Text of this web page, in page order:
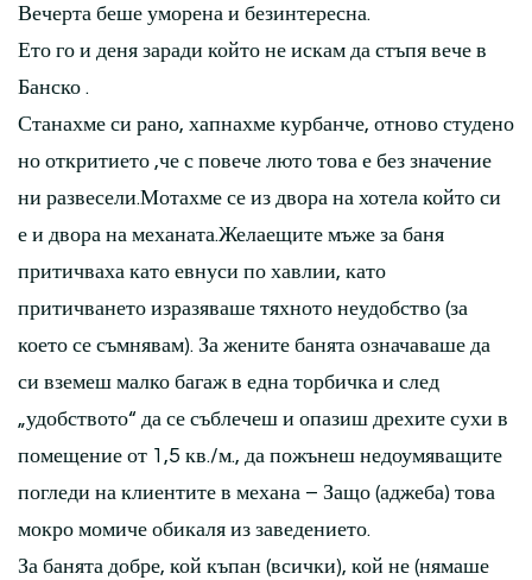
Вечерта беше уморена и безинтересна.
Ето го и деня заради който не искам да стъпя вече в
Банско .
Станахме си рано, хапнахме курбанче, отново студено
но откритието ,че с повече люто това е без значение
ни развесели.Мотахме се из двора на хотела който си
е и двора на механата.Желаещите мъже за баня
притичваха като евнуси по хавлии, като
притичването изразяваше тяхното неудобство (за
което се съмнявам). За жените банята означаваше да
си вземеш малко багаж в една торбичка и след
„удобството“ да се съблечеш и опазиш дрехите сухи в
помещение от 1,5 кв./м., да пожънеш недоумяващите
погледи на клиентите в механа – Защо (аджеба) това
мокро момиче обикаля из заведението.
За банята добре, кой къпан (всички), кой не (нямаше